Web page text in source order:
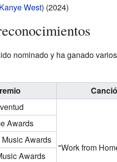
Kanye West) (2024)
nominado y ha ganado
"Work from
Awards
Awards
Awards